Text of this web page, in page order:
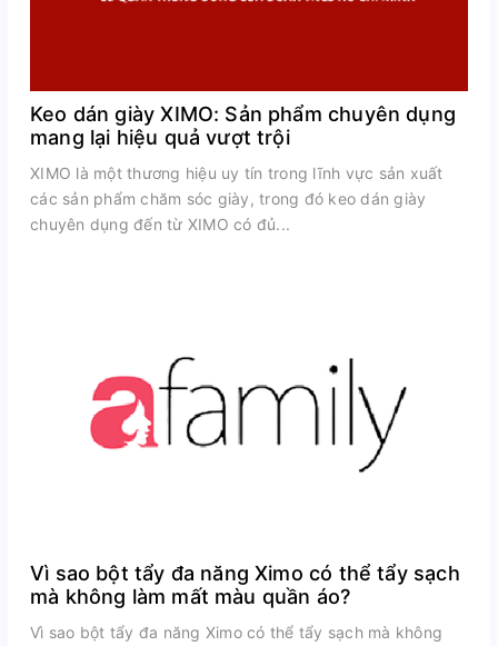
Keo dán giày XIMO: Sản phẩm chuyên dụng
mang lại hiệu quả vượt trội
XIMO là một thương hiệu uy tín trong lĩnh vực sản xuất
các sản phẩm chăm sóc giày, trong đó keo dán giày
chuyên dụng đến từ XIMO có đủ...
Vì sao bột tẩy đa năng Ximo có thể tẩy sạch
mà không làm mất màu quần áo?
Vì sao bột tẩy đa năng Ximo có thể tẩy sạch mà không